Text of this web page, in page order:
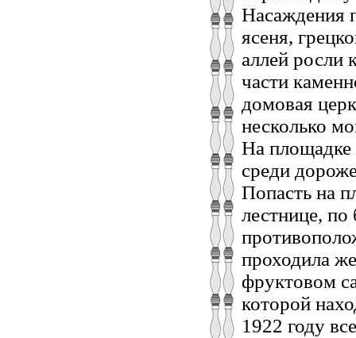
Насаждения
ясеня,
аллей росли
части
домовая
несколько
На площадке
среди
Попасть на
лестнице,
проходила
фруктовом
которой
1922 году